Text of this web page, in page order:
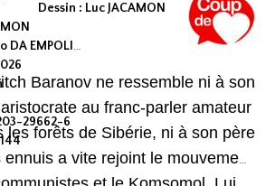
Dessin : Luc JACAMON
EMPOLI
29662-6
Baranov ne ressemble ni à son
au franc-parler amateur
les forêts de Sibérie, ni à son père
a vite rejoint le mouvement